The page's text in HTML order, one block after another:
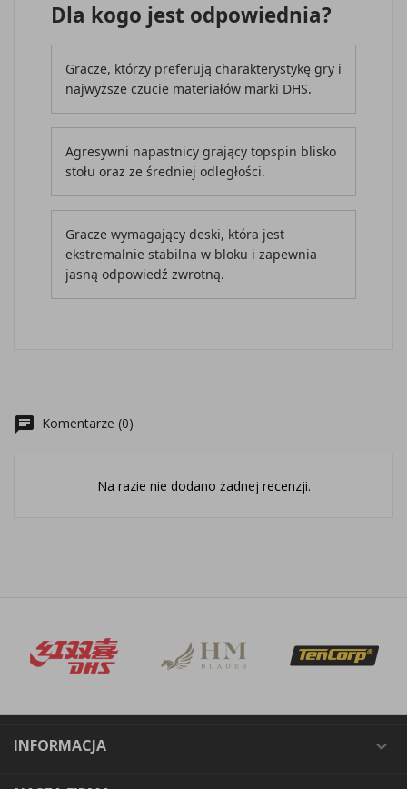
Dla kogo jest odpowiednia?
Gracze, którzy preferują charakterystykę gry i
najwyższe czucie materiałów marki DHS.
Agresywni napastnicy grający topspin blisko
stołu oraz ze średniej odległości.
Gracze wymagający deski, która jest
ekstremalnie stabilna w bloku i zapewnia
jasną odpowiedź zwrotną.
chat Komentarze (0)
Na razie nie dodano żadnej recenzji.
INFORMACJA 